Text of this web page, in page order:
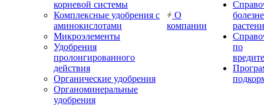
корневой системы
Комплексные удобрения с
аминокислотами
Микроэлементы
Удобрения
пролонгированного
действия
Органические удобрения
Органоминеральные
удобрения
О
компании
по